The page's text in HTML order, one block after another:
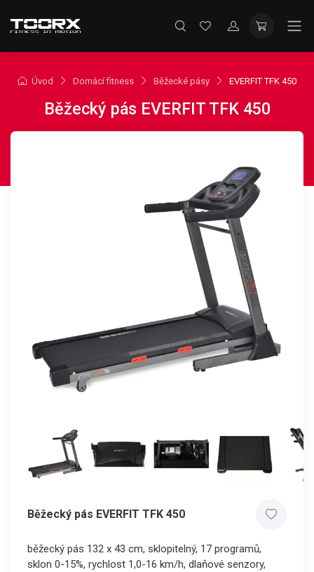
Úvod Domácí fitness Běžecké pásy EVERFIT TFK 450
Běžecký pás EVERFIT TFK 450
Běžecký pás EVERFIT TFK 450
běžecký pás 132 x 43 cm, sklopitelný, 17 programů,
sklon 0-15%, rychlost 1,0-16 km/h, dlaňové senzory,